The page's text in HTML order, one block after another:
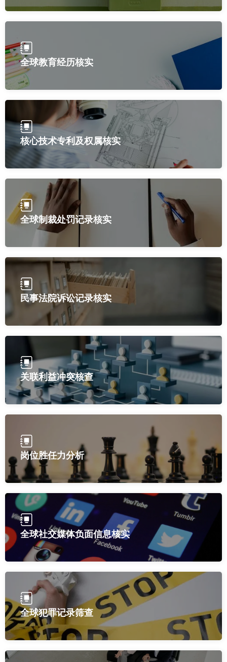
全球教育经历核实
核心技术专利及权属核实
全球制裁处罚记录核实
民事法院诉讼记录核实
关联利益冲突核查
岗位胜任力分析
全球社交媒体负面信息核实
全球犯罪记录筛查